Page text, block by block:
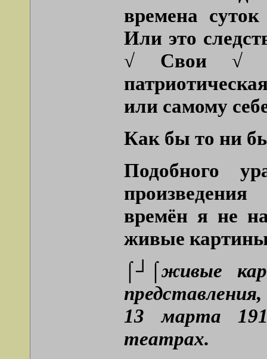
времена
Или это
√ Свои √
или самому
Как бы то ни
Подобного
времён я не
живые
⌠┘⌠живые
13 марта
театрах.